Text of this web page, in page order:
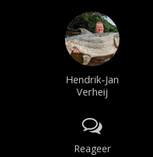
Hendrik-Jan
Verheij
Reageer